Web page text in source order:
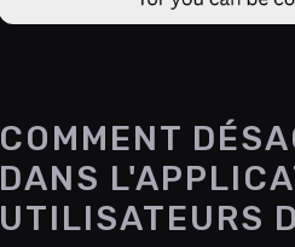
COMMENT
DANS
UTILISATEURS